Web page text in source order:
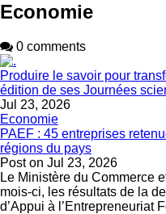
Economie
0 comments
Produire le savoir pour
édition de ses Journées
Jul 23, 2026
Economie
PAEF : 45 entreprises
régions du pays
Post on Jul 23, 2026
Le Ministère du Commerce
mois-ci, les résultats de la
d’Appui à l’Entrepreneuriat